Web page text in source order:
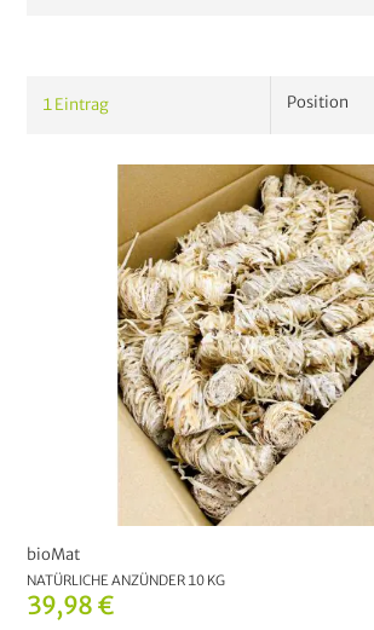
1Eintrag
39,98 €
bioMat
NATÜRLICHE ANZÜNDER 10 KG
Säcke & Zubehör
Schädlingsbekämpfung
Natürliche Anzünder
HERSTELLER